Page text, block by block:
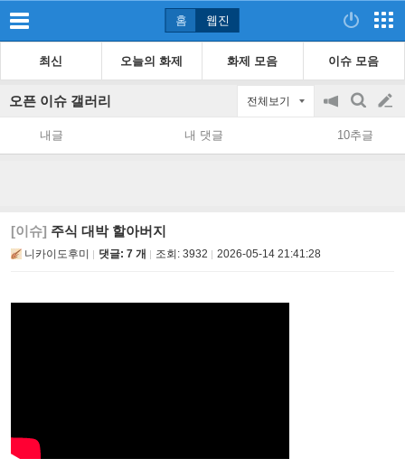
홈 웹진
최신 오늘의 화제 화제 모음 이슈 모음
오픈 이슈 갤러리 전체보기
공
지
on/off
검
색
글
쓰
내글 내 댓글 10추글
[이슈] 주식 대박 할아버지
니카이도후미 댓글: 7 개 조회: 3932 2026-05-14 21:41:28